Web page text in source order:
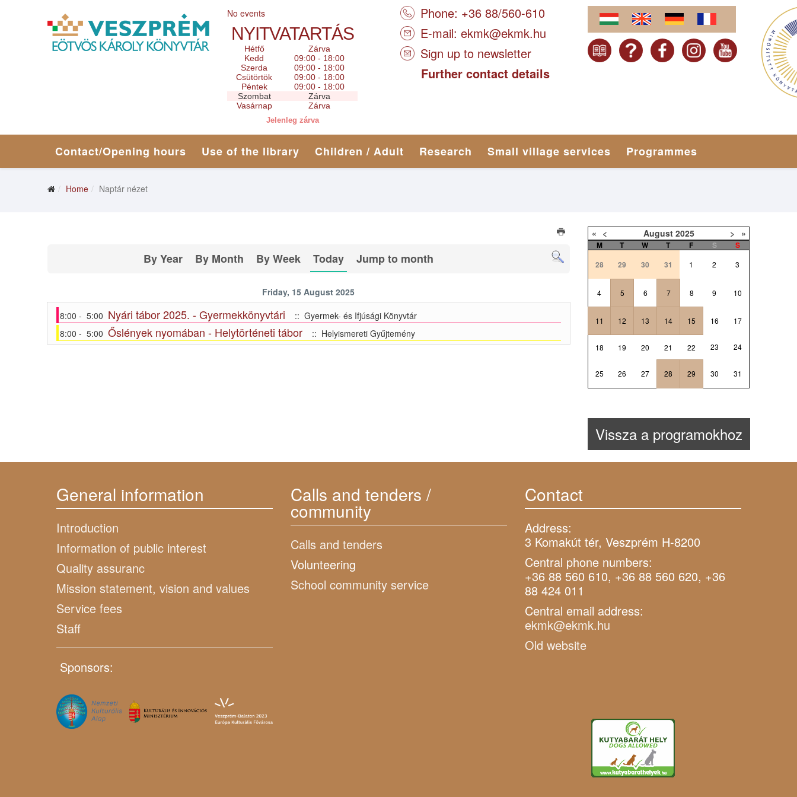
No events
NYITVATARTÁS
Hétfő
Zárva
Kedd
09:00 - 18:00
Szerda
09:00 - 18:00
Csütörtök
09:00 - 18:00
Péntek
09:00 - 18:00
Szombat
Zárva
Vasárnap
Zárva
Jelenleg zárva
Phone: +36 88/560-610
E-mail: ekmk@ekmk.hu
Sign up to newsletter
Further contact details
Contact/Opening hours Use of the library Children / Adult Research Small village services Programmes
Home Naptár nézet
By Year By Month By Week Today Jump to month
Friday, 15 August 2025
8:00 - 5:00 Nyári tábor 2025. - Gyermekkönyvtári
:: Gyermek- és Ifjúsági Könyvtár
8:00 - 5:00 Őslények nyomában - Helytörténeti tábor :: Helyismereti Gyűjtemény
« < August 2025 > »
M T W T F S
S
28
29 30 31 1 2 3
4 5 6 7 8 9 10
11 12 13 14 15 16 17
18 19 20 21 22 23 24
25 26 27 28 29 30 31
Vissza a programokhoz
General information
Introduction
Information of public interest
Quality assuranc
Mission statement, vision and values
Service fees
Staff
Sponsors:
Calls and tenders /
community
Calls and tenders
Volunteering
School community service
Contact
Address:
3 Komakút tér, Veszprém H-8200
Central phone numbers:
+36 88 560 610, +36 88 560 620, +36
88 424 011
Central email address:
ekmk@ekmk.hu
Old website